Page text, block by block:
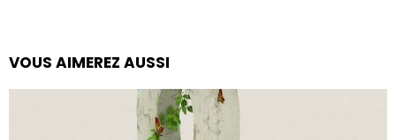
VOUS AIMEREZ AUSSI